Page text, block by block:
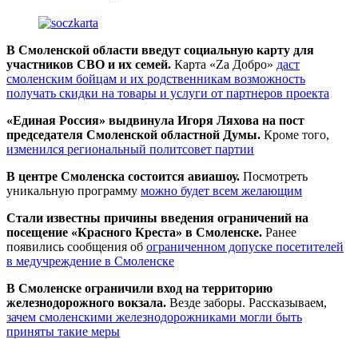
В Смоленской области введут социальную карту для
участников СВО и их семей. Карта «Zа Добро» даст
смоленским бойцам и их родственникам возможность
получать скидки на товары и услуги от партнеров проекта
«Единая Россия» выдвинула Игоря Ляхова на пост
председателя Смоленской областной Думы. Кроме того,
изменился региональный политсовет партии
В центре Смоленска состоится авиашоу. Посмотреть
уникальную программу можно будет всем желающим
Стали известны причины введения ограничений на
посещение «Красного Креста» в Смоленске. Ранее
появились сообщения об ограниченном допуске посетителей
в медучреждение в Смоленске
В Смоленске ограничили вход на территорию
железнодорожного вокзала. Везде заборы. Рассказываем,
зачем смоленскими железнодорожниками могли быть
приняты такие меры